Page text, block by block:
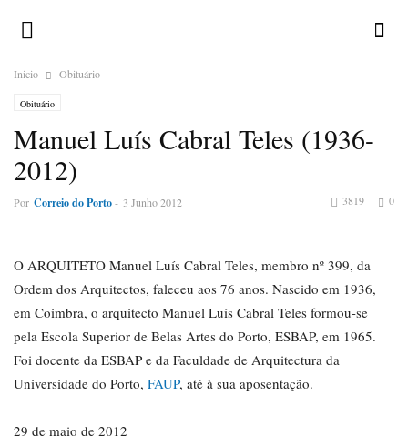
Inicio Obituário
Obituário
Manuel Luís Cabral Teles (1936-
2012)
Por Correio do Porto- 3 Junho 2012 0
3819
O ARQUITETO Manuel Luís Cabral Teles, membro nº 399, da
Ordem dos Arquitectos, faleceu aos 76 anos. Nascido em 1936,
em Coimbra, o arquitecto Manuel Luís Cabral Teles formou-se
pela Escola Superior de Belas Artes do Porto, ESBAP, em 1965.
Foi docente da ESBAP e da Faculdade de Arquitectura da
Universidade do Porto, FAUP, até à sua aposentação.
29 de maio de 2012